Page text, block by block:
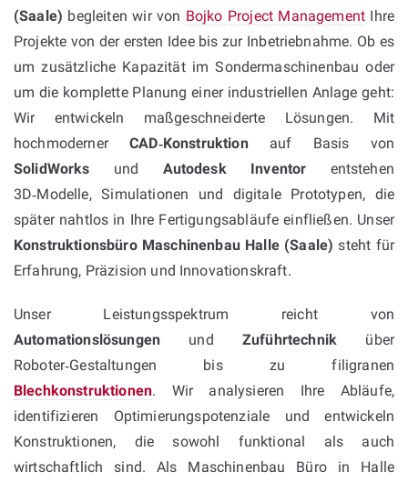
(Saale) begleiten wir von Bojko Project Management Ihre
Projekte von der ersten Idee bis zur Inbetriebnahme. Ob es
um zusätzliche Kapazität im Sondermaschinenbau oder
um die komplette Planung einer industriellen Anlage geht:
Wir entwickeln maßgeschneiderte Lösungen. Mit
hochmodernerCAD‑Konstruktionauf Basis von
SolidWorks und Autodesk Inventor entstehen
3D‑Modelle, Simulationen und digitale Prototypen, die
später nahtlos in Ihre Fertigungsabläufe einfließen. Unser
Konstruktionsbüro Maschinenbau Halle (Saale) steht für
Erfahrung, Präzision und Innovationskraft.
Unser Leistungsspektrum reicht von
Automationslösungen undZuführtechnik über
Roboter‑Gestaltungen bis zu filigranen
Blechkonstruktionen. Wir analysieren Ihre Abläufe,
identifizieren Optimierungspotenziale und entwickeln
Konstruktionen, die sowohl funktional als auch
wirtschaftlich sind. Als Maschinenbau Büro in Halle